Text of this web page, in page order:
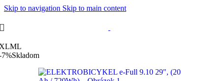
Skip to navigation Skip to main content
ML
7%Skladom